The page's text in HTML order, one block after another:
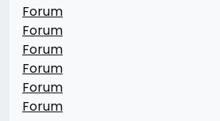
Forum
Forum
Forum
Forum
Forum
Forum